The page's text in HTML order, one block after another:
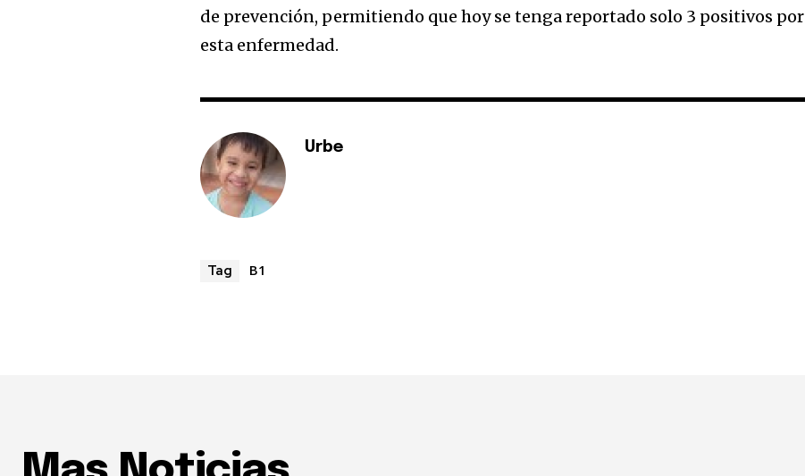
de prevención, permitiendo que hoy se tenga reportado solo 3 positivos por
esta enfermedad.
Urbe
Tag B1